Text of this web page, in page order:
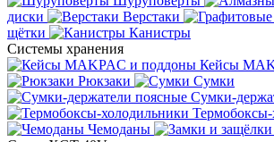
диски
Верстаки
щётки
Канистры
Системы хранения
Кейсы
Рюкзаки
Сумки
Сумки-
Чемоданы